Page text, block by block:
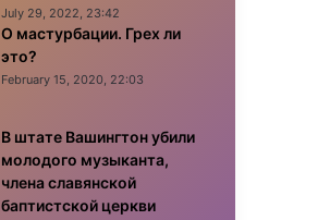
July 29, 2022, 23:42
О мастурбации. Грех ли
это?
February 15, 2020, 22:03
В штате Вашингтон убили
молодого музыканта,
члена славянской
баптистской церкви